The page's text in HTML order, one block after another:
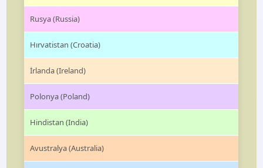
Rusya (Russia)
Hırvatistan (Croatia)
İrlanda (Ireland)
Polonya (Poland)
Hindistan (India)
Avustralya (Australia)